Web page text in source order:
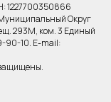
1227700350866
Муниципальный Округ
293М, ком. 3 Единый
90-10. E-mail:
защищены.